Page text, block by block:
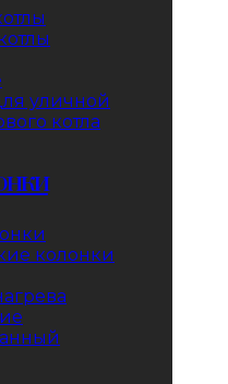
уличной
котла
колонки